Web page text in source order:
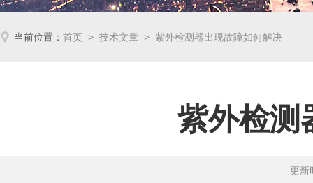
当前位置：首页 >技术文章 > 紫外检测器出现故障如何解决
紫外检测
更